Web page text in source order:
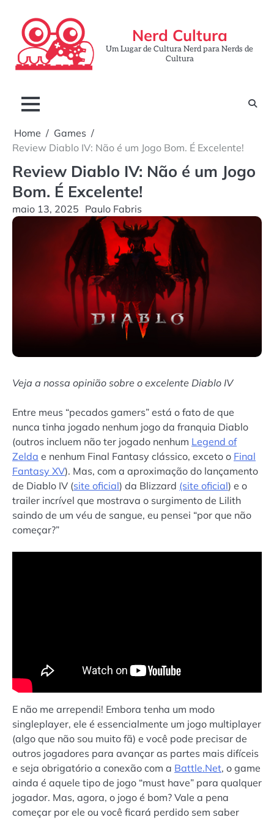
content
Nerd Cultura
Um Lugar de Cultura Nerd para Nerds de
Cultura
Home
Games
Review Diablo IV: Não é um Jogo Bom. É Excelente!
Review Diablo IV: Não é um Jogo
Bom. É Excelente!
maio 13, 2025 Paulo Fabris
Veja a nossa opinião sobre o excelente Diablo IV
Entre meus “pecados gamers” está o fato de que
nunca tinha jogado nenhum jogo da franquia Diablo
(outros incluem não ter jogado nenhum Legend of
Zelda e nenhum Final Fantasy clássico, exceto o Final
Fantasy XV). Mas, com a aproximação do lançamento
de Diablo IV (site oficial) da Blizzard (site oficial) e o
trailer incrível que mostrava o surgimento de Lilith
saindo de um véu de sangue, eu pensei “por que não
começar?”
E não me arrependi! Embora tenha um modo
singleplayer, ele é essencialmente um jogo multiplayer
(algo que não sou muito fã) e você pode precisar de
outros jogadores para avançar as partes mais difíceis
e seja obrigatório a conexão com a Battle.Net, o game
ainda é aquele tipo de jogo “must have” para qualquer
jogador. Mas, agora, o jogo é bom? Vale a pena
começar por ele ou você ficará perdido sem saber